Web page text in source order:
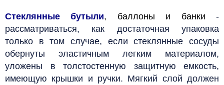
Стеклянные бутыли, баллоны и банки -
рассматриваться, как достаточная упаковка
только в том случае, если стеклянные сосуды
обернуты эластичным легким материалом,
уложены в толстостенную защитную емкость,
имеющую крышки и ручки. Мягкий слой должен